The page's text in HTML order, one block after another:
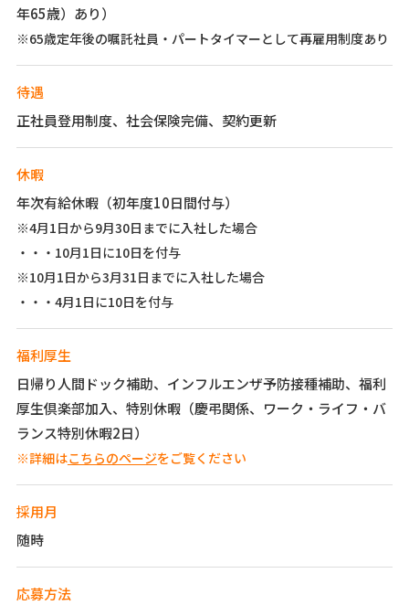
年65歳）あり）
※65歳定年後の嘱託社員・パートタイマーとして再雇用制度あり
待遇
正社員登用制度、社会保険完備、契約更新
休暇
年次有給休暇（初年度10日間付与）
※4月1日から9月30日までに入社した場合
・・・10月1日に10日を付与
※10月1日から3月31日までに入社した場合
・・・4月1日に10日を付与
福利厚生
日帰り人間ドック補助、インフルエンザ予防接種補助、福利
厚生倶楽部加入、特別休暇（慶弔関係、ワーク・ライフ・バ
ランス特別休暇2日）
※詳細はこちらのページをご覧ください
採用月
随時
応募方法